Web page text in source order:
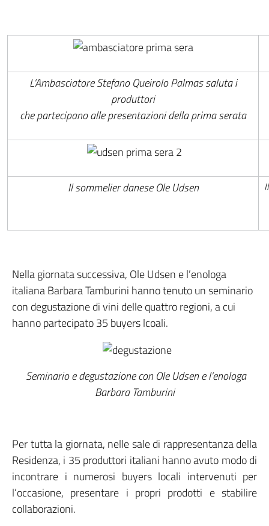
L’Ambasciatore Stefano Queirolo Palmas saluta i
produttori
che partecipano alle presentazioni della prima serata
Il sommelier danese Ole Udsen
Nella giornata successiva, Ole Udsen e l’enologa
italiana Barbara Tamburini hanno tenuto un seminario
con degustazione di vini delle quattro regioni, a cui
hanno partecipato 35 buyers lcoali.
Seminario e degustazione con Ole Udsen e l’enologa
Barbara Tamburini
Per tutta la giornata, nelle sale di rappresentanza della
Residenza, i 35 produttori italiani hanno avuto modo di
incontrare i numerosi buyers locali intervenuti per
l’occasione, presentare i propri prodotti e stabilire
collaborazioni.